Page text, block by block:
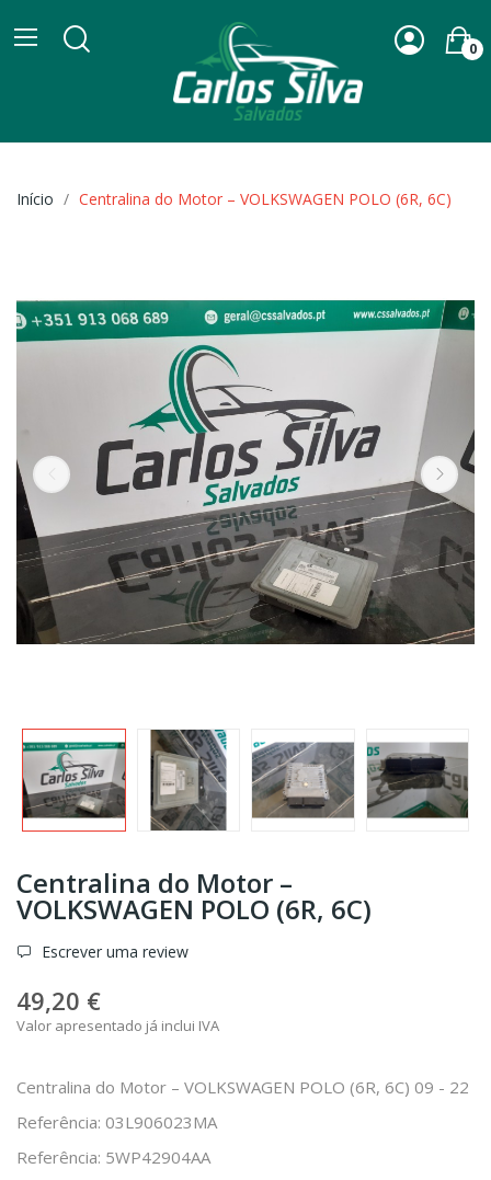
0
Início Centralina do Motor – VOLKSWAGEN POLO (6R, 6C)
Centralina do Motor –
VOLKSWAGEN POLO (6R, 6C)
Escrever uma review
49,20 €
Valor apresentado já inclui IVA
Centralina do Motor – VOLKSWAGEN POLO (6R, 6C) 09 - 22
Referência: 03L906023MA
Referência: 5WP42904AA